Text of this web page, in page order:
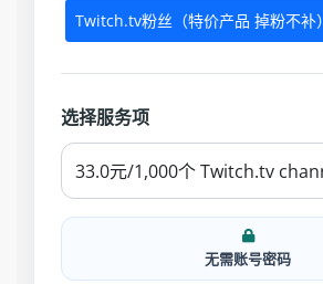
Twitch.tv粉丝（特价产品 掉粉不补）
选择服务项
无需账号密码